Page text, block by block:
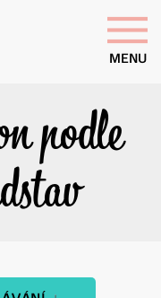
MENU
podle